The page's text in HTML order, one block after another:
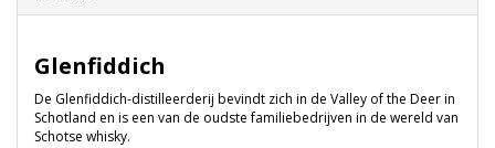
Glenfiddich
De Glenfiddich-distilleerderij bevindt zich in de Valley of the Deer in
Schotland en is een van de oudste familiebedrijven in de wereld van
Schotse whisky.